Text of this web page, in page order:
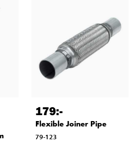
179:-
Flexible Joiner Pipe
79-123